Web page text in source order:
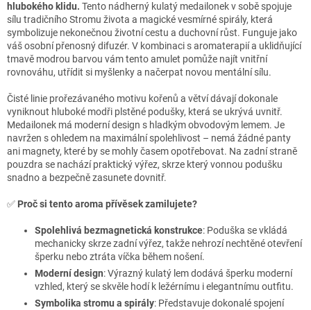
hlubokého klidu. Tento nádherný kulatý medailonek v sobě spojuje
sílu tradičního Stromu života a magické vesmírné spirály, která
symbolizuje nekonečnou životní cestu a duchovní růst. Funguje jako
váš osobní přenosný difuzér. V kombinaci s aromaterapií a uklidňující
tmavě modrou barvou vám tento amulet pomůže najít vnitřní
rovnováhu, utřídit si myšlenky a načerpat novou mentální sílu.
Čisté linie prořezávaného motivu kořenů a větví dávají dokonale
vyniknout hluboké modři plstěné podušky, která se ukrývá uvnitř.
Medailonek má moderní design s hladkým obvodovým lemem. Je
navržen s ohledem na maximální spolehlivost – nemá žádné panty
ani magnety, které by se mohly časem opotřebovat. Na zadní straně
pouzdra se nachází praktický výřez, skrze který vonnou podušku
snadno a bezpečně zasunete dovnitř.
✅ Proč si tento aroma přívěsek zamilujete?
Spolehlivá bezmagnetická konstrukce: Poduška se vkládá
mechanicky skrze zadní výřez, takže nehrozí nechtěné otevření
šperku nebo ztráta víčka během nošení.
Moderní design: Výrazný kulatý lem dodává šperku moderní
vzhled, který se skvěle hodí k ležérnímu i elegantnímu outfitu.
Symbolika stromu a spirály: Představuje dokonalé spojení